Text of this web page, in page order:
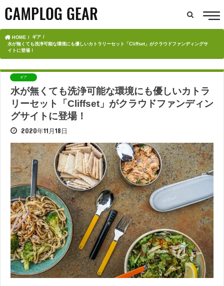
HOME
ギア
水が無くても洗浄可能な環境にも優しいカトラリーセット「Cliffset」がクラウドファンディングサ
イトに登場！
ギア
水が無くても洗浄可能な環境にも優しいカトラ
リーセット「Cliffset」がクラウドファンディン
グサイトに登場！
2020年11月18日